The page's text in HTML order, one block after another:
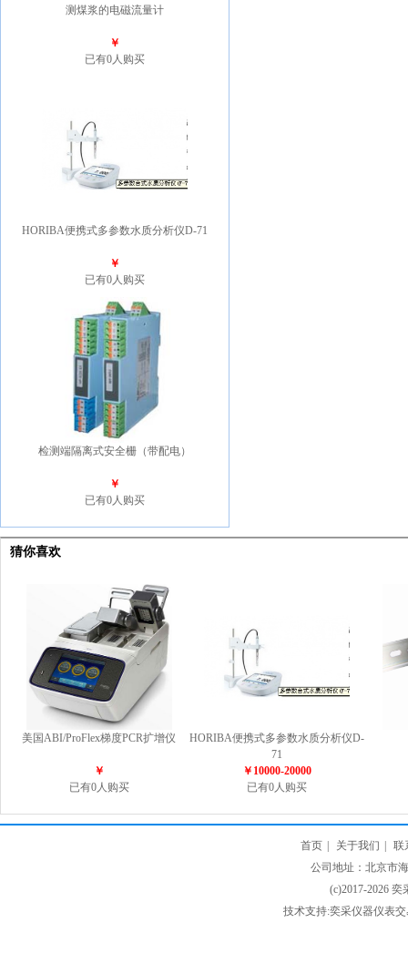
测煤浆的电磁流量计
￥
已有0人购买
HORIBA便携式多参数水质分析仪D-71
￥
已有0人购买
检测端隔离式安全栅（带配电）
￥
已有0人购买
猜你喜欢
美国ABI/ProFlex梯度PCR扩增仪
￥
已有0人购买
HORIBA便携式多参数水质分析仪D-
71
￥10000-20000
已有0人购买
首页 关于我们
联
公司地址：北京市
(c)2017-2026
技术支持:奕采仪器仪表